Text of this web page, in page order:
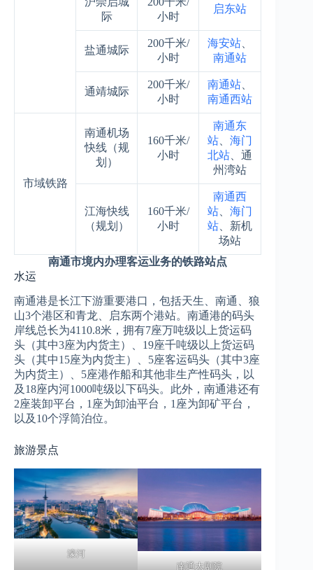
际
小时
启东站
盐通城际
200千米/
小时
海安站
南通站
通靖城际
200千米/
小时
南通站
南通西站
市域铁路
南通机场
快线（规
划）
160千米/
小时
南通东
站 、海门
北站 、通
州湾站
江海快线
（规划）
160千米/
小时
南通西
站 、海门
站 、新机
场站
南通市境内办理客运业务的铁路站点
水运
南通港是长江下游重要港口，包括天生、南通、狼
山3个港区和青龙、启东两个港站。南通港的码头
岸线总长为4110.8米，拥有7座万吨级以上货运码
头（其中3座为内货主）、19座千吨级以上货运码
头（其中15座为内货主）、5座客运码头（其中3座
为内货主）、5座港作船和其他非生产性码头，以
及18座内河1000吨级以下码头。此外，南通港还有
2座装卸平台，1座为卸油平台，1座为卸矿平台，
以及10个浮筒泊位。
旅游景点
濠河
南通大剧院